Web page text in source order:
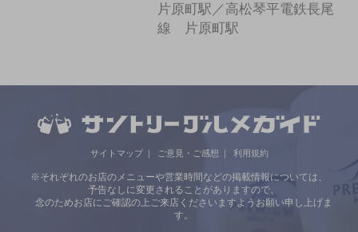
片原町駅／高松琴平電鉄長尾
線 片原町駅
サイトマップ ご意見・ご感想 利用規約
※それぞれのお店のメニューや営業時間などの掲載情報については、
予告なしに変更されることがありますので、
念のためお店にご確認の上ご来店くださいますようお願い申し上げま
す。